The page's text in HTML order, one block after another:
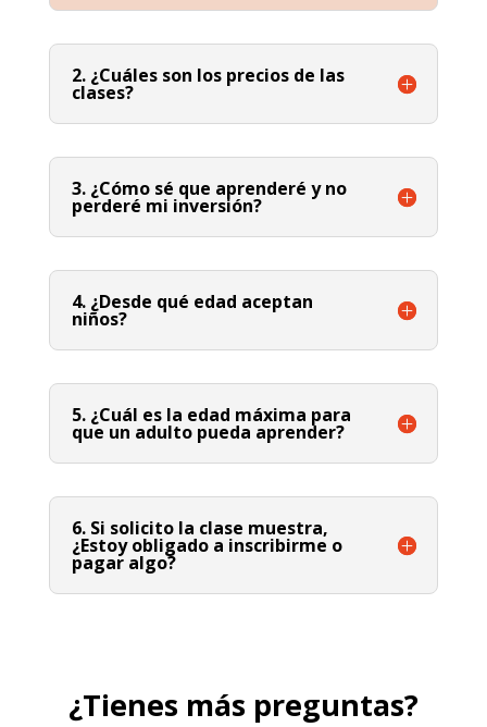
2. ¿Cuáles son los precios de las
clases?
3. ¿Cómo sé que aprenderé y no
perderé mi inversión?
4. ¿Desde qué edad aceptan
niños?
5. ¿Cuál es la edad máxima para
que un adulto pueda aprender?
6. Si solicito la clase muestra,
¿Estoy obligado a inscribirme o
pagar algo?
¿Tienes más preguntas?